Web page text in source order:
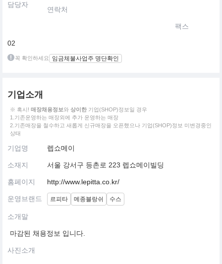
담당자
연락처
팩스
02
꼭 확인하세요 임금체불사업주 명단확인
기업소개
※ 혹시! 매장채용정보와 상이한 기업(SHOP)정보일 경우
1.기존운영하는 매장외에 추가 운영하는 매장
2.기존매장을 철수하고 새롭게 신규매장을 오픈했으나 기업(SHOP)정보 미변경중인
상태
기업명 렙쇼메이
소재지 서울 강서구 등촌로 223 렙쇼메이빌딩
홈페이지 http://www.lepitta.co.kr/
운영브랜드 르피타 메종블랑쉬 수스
소개말
마감된 채용정보 입니다.
사진소개